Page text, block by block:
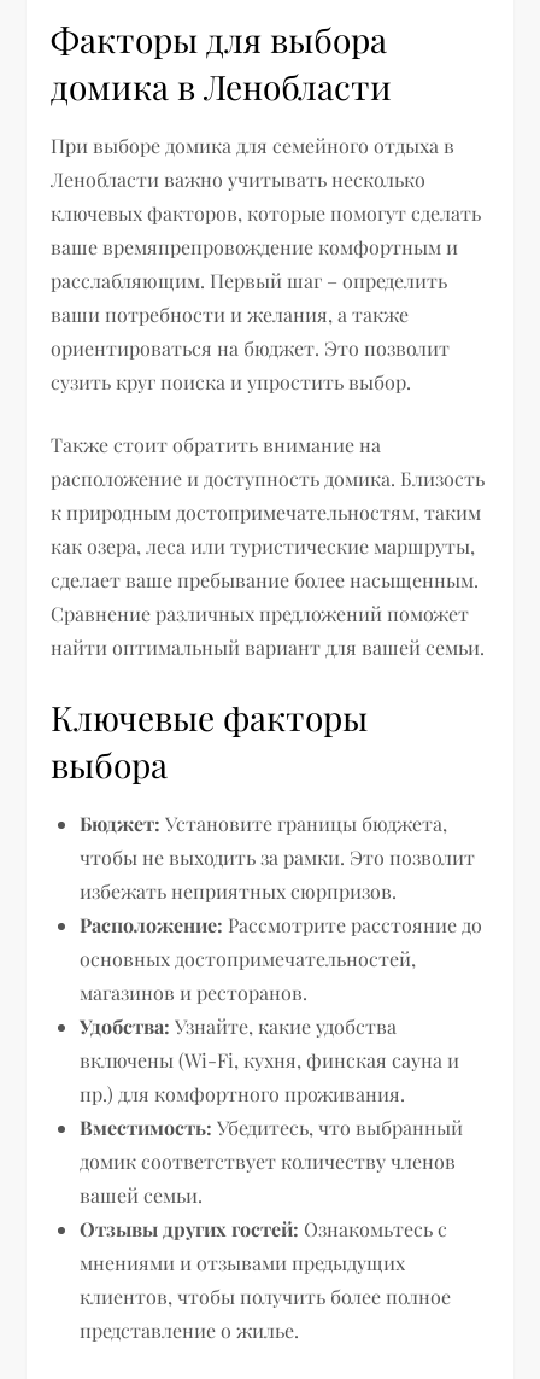
Факторы для выбора
домика в Ленобласти
При выборе домика для семейного отдыха в
Ленобласти важно учитывать несколько
ключевых факторов, которые помогут сделать
ваше времяпрепровождение комфортным и
расслабляющим. Первый шаг – определить
ваши потребности и желания, а также
ориентироваться на бюджет. Это позволит
сузить круг поиска и упростить выбор.
Также стоит обратить внимание на
расположение и доступность домика. Близость
к природным достопримечательностям, таким
как озера, леса или туристические маршруты,
сделает ваше пребывание более насыщенным.
Сравнение различных предложений поможет
найти оптимальный вариант для вашей семьи.
Ключевые факторы
выбора
Бюджет: Установите границы бюджета,
чтобы не выходить за рамки. Это позволит
избежать неприятных сюрпризов.
Расположение: Рассмотрите расстояние до
основных достопримечательностей,
магазинов и ресторанов.
Удобства: Узнайте, какие удобства
включены (Wi-Fi, кухня, финская сауна и
пр.) для комфортного проживания.
Вместимость: Убедитесь, что выбранный
домик соответствует количеству членов
вашей семьи.
Отзывы других гостей: Ознакомьтесь с
мнениями и отзывами предыдущих
клиентов, чтобы получить более полное
представление о жилье.